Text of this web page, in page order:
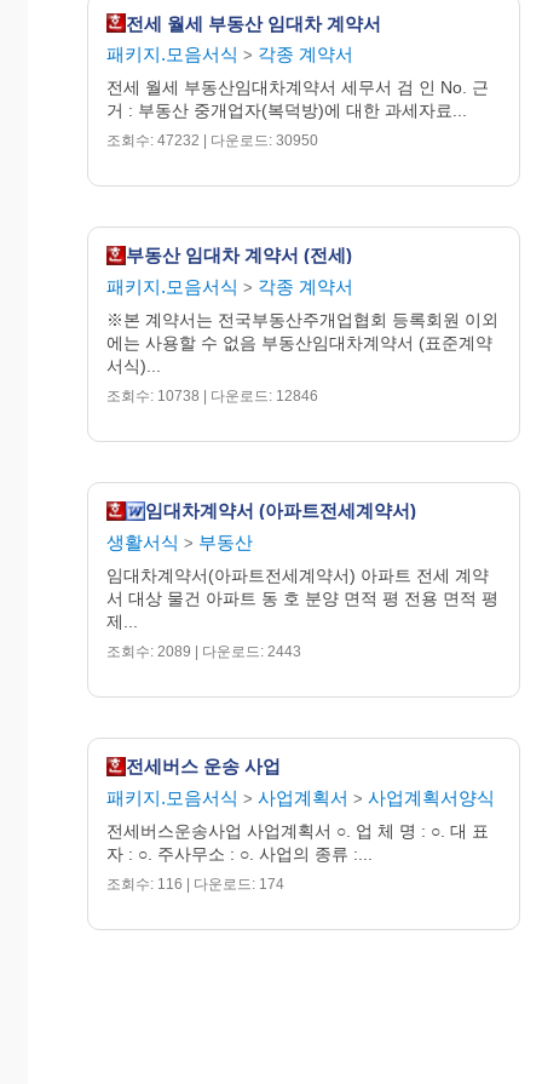
하에 일반 관행에 따른다.
13. 본 계약의 해석에 차이가 있을 때에는 “갑”의 해
석에 따른다.
14. 본 계약의 입증을 위하여 계약서 2통을 작성, 각
자 1통씩 보관한다.
20OO. OO. OO
“갑” OO학교 교장 O O O
“을” 사업자 번호 :
주 소 :
상 호 :
대 표 자 :
전세 월세 부동산 임대차 계약서
패키지.모음서식 > 각종 계약서
전세 월세 부동산임대차계약서 세무서 검 인 No. 근
거 : 부동산 중개업자(복덕방)에 대한 과세자료...
조회수: 47232 | 다운로드: 30950
부동산 임대차 계약서 (전세)
패키지.모음서식 > 각종 계약서
※본 계약서는 전국부동산주개업협회 등록회원 이외
에는 사용할 수 없음 부동산임대차계약서 (표준계약
서식)...
조회수: 10738 | 다운로드: 12846
임대차계약서 (아파트전세계약서)
생활서식 > 부동산
임대차계약서(아파트전세계약서) 아파트 전세 계약
서 대상 물건 아파트 동 호 분양 면적 평 전용 면적 평
제...
조회수: 2089 | 다운로드: 2443
전세버스 운송 사업
패키지.모음서식 > 사업계획서 > 사업계획서양식
전세버스운송사업 사업계획서 ○. 업 체 명 : ○. 대 표
자 : ○. 주사무소 : ○. 사업의 종류 :...
조회수: 116 | 다운로드: 174